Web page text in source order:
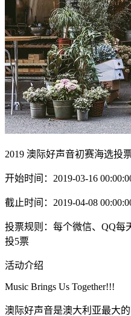
2019 澳际好声音初赛海选投
开始时间：2019-03-16
截止时间：2019-04-08
投票规则：每个微信、QQ每
投5票
活动介绍
Music Brings Us Together!!!
澳际好声音是澳大利亚最大